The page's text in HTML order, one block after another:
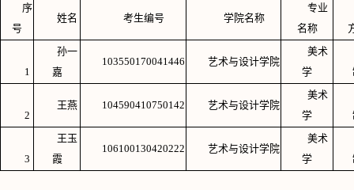
序
号
姓名 考生编号 学院名称
专业
名称
1
孙一
嘉
103550170041446 艺术与设计学院
美术
学
2
王燕 104590410750142 艺术与设计学院
美术
学
3
王玉
霞
106100130420222 艺术与设计学院
美术
学